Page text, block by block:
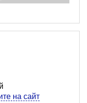
на сайт